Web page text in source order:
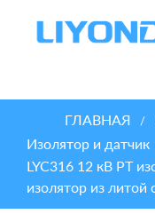
ГЛАВНАЯ /
Изолятор и датчик
LYC316 12 кВ PT
изолятор из литой